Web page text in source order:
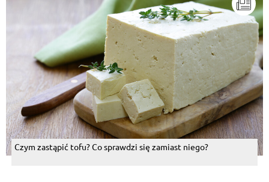
Czym zastąpić tofu? Co sprawdzi się zamiast niego?